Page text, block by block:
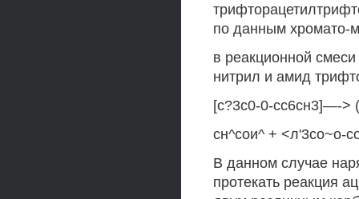
по данным хромато-
в реакционной
нитрил и амид
[с?3с0-0-сс6сн3]—->
сн^сои^ + <л'3со~о-
В данном случае
протекать реакция